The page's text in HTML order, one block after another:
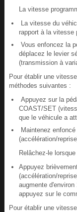
La vitesse
La vitesse du
rapport à la vitesse
Vous enfoncez la
déplacez le levier
(transmission à
Pour établir une
méthodes suivantes :
Appuyez sur la
COAST/SET
que le véhicule a
Maintenez
(accélération/
Relâchez-le
Appuyez
(accélération/
augmente
appuyez sur le
Pour établir une